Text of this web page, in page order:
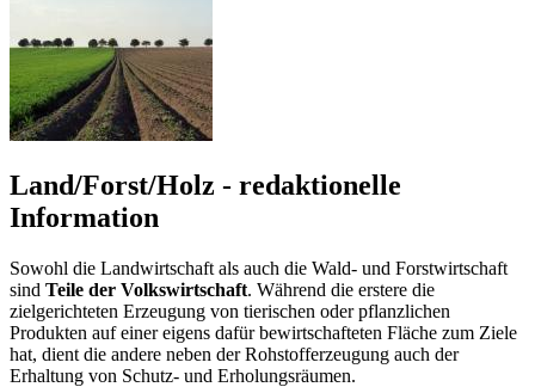
Land/Forst/Holz - redaktionelle
Information
Sowohl die Landwirtschaft als auch die Wald- und Forstwirtschaft
sind Teile der Volkswirtschaft. Während die erstere die
zielgerichteten Erzeugung von tierischen oder pflanzlichen
Produkten auf einer eigens dafür bewirtschafteten Fläche zum Ziele
hat, dient die andere neben der Rohstofferzeugung auch der
Erhaltung von Schutz- und Erholungsräumen.